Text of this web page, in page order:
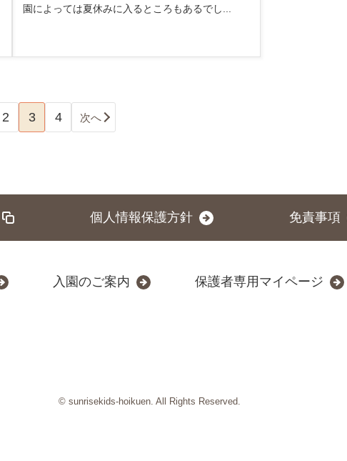
園によっては夏休みに入るところもあるでし...
2 3 4 次へ
個人情報保護方針 免責事項
入園のご案内 保護者専用マイページ
© sunrisekids-hoikuen. All Rights Reserved.